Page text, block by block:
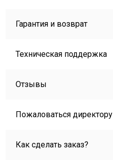
Гарантия и возврат
Техническая поддержка
Отзывы
Пожаловаться директору
Как сделать заказ?